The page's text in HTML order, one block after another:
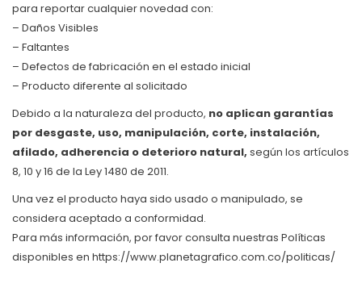
para reportar cualquier novedad con:
– Daños Visibles
– Faltantes
– Defectos de fabricación en el estado inicial
– Producto diferente al solicitado
Debido a la naturaleza del producto, no aplican garantías
por desgaste, uso, manipulación, corte, instalación,
afilado, adherencia o deterioro natural, según los artículos
8, 10 y 16 de la Ley 1480 de 2011.
Una vez el producto haya sido usado o manipulado, se
considera aceptado a conformidad.
Para más información, por favor consulta nuestras Políticas
disponibles en https://www.planetagrafico.com.co/politicas/